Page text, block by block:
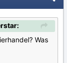
Was